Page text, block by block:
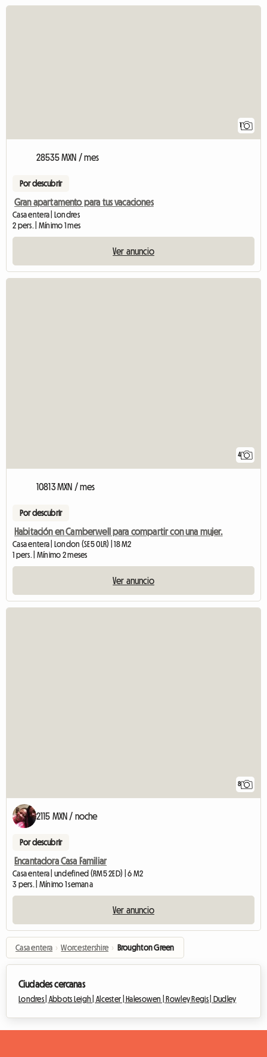
1
28535 MXN / mes
Por descubrir
Gran apartamento para tus vacaciones
Casa entera | Londres
2 pers. | Mínimo 1 mes
Ver anuncio
4
10813 MXN / mes
Por descubrir
Habitación en Camberwell para compartir con una mujer.
Casa entera | London (SE5 0LR) | 18 M2
1 pers. | Mínimo 2 meses
Ver anuncio
8
2115 MXN / noche
Por descubrir
Encantadora Casa Familiar
Casa entera | undefined (RM5 2ED) | 6 M2
3 pers. | Mínimo 1 semana
Ver anuncio
Casa entera › Worcestershire › Broughton Green
Ciudades cercanas
Londres | Abbots Leigh |Alcester | Halesowen | Rowley Regis | Dudley